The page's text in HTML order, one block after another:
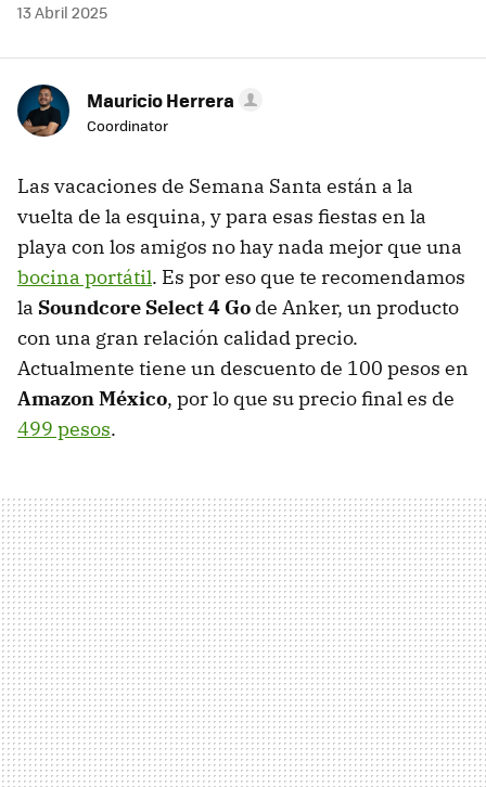
13 Abril 2025
Mauricio Herrera
Coordinator
Las vacaciones de Semana Santa están a la
vuelta de la esquina, y para esas fiestas en la
playa con los amigos no hay nada mejor que una
bocina portátil. Es por eso que te recomendamos
la Soundcore Select 4 Go de Anker, un producto
con una gran relación calidad precio.
Actualmente tiene un descuento de 100 pesos en
Amazon México, por lo que su precio final es de
499 pesos.